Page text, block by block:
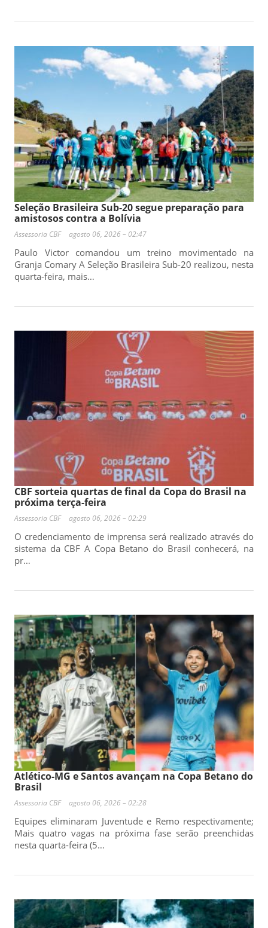
Seleção Brasileira Sub-20 segue preparação para
amistosos contra a Bolívia
Assessoria CBF agosto 06, 2026 – 02:47
Paulo Victor comandou um treino movimentado na
Granja Comary A Seleção Brasileira Sub-20 realizou, nesta
quarta-feira, mais…
CBF sorteia quartas de final da Copa do Brasil na
próxima terça-feira
Assessoria CBF agosto 06, 2026 – 02:29
O credenciamento de imprensa será realizado através do
sistema da CBF A Copa Betano do Brasil conhecerá, na
pr…
Atlético-MG e Santos avançam na Copa Betano do
Brasil
Assessoria CBF agosto 06, 2026 – 02:28
Equipes eliminaram Juventude e Remo respectivamente;
Mais quatro vagas na próxima fase serão preenchidas
nesta quarta-feira (5…